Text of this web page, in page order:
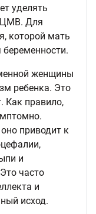
уделять
ЦМВ. Для
которой мать
женщины
ребенка. Это
Как правило,
приводит к
и
часто
и
исход.